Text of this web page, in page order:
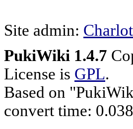
Site admin:
PukiWiki 1.4.7
License is GPL.
Based on
convert time: